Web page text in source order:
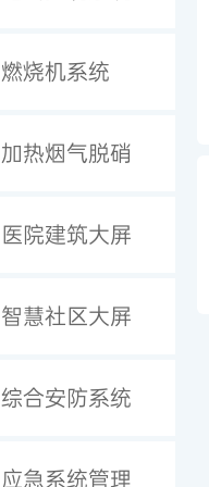
燃烧机系统
加热烟气脱硝
医院建筑大屏
智慧社区大屏
综合安防系统
应急系统管理